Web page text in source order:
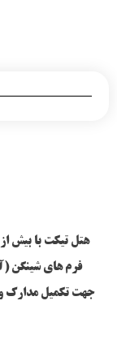
فرم های شینگن
جهت تکمیل مدارک و